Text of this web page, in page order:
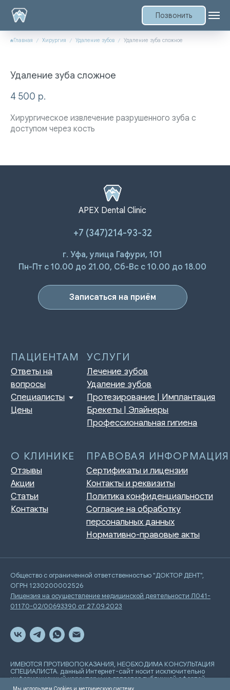
Позвонить
Главная Хирургия Удаление зубов Удаление зуба сложное
Удаление зуба сложное
4 500 р.
Хирургическое извлечение разрушенного зуба с
доступом через кость
APEX Dental Clinic
+7 (347)214-93-32
г. Уфа, улица Гафури, 101
Пн-Пт с 10.00 до 21.00, Сб-Вс с 10.00 до 18.00
Записаться на приём
Ответы на
Специалисты
УСЛУГИ
Лечение зубов
Протезирование | Имплантация
Брекеты | Элайнеры
Профессиональная гигиена
Статьи
Контакты
Политика конфиденциальности
персональных данных
Нормативно-правовые акты
Общество с ограниченной ответственностью "ДОКТОР ДЕНТ",
ОГРН 1230200002526
Лицензия на осуществление медицинской деятельности Л041-
01170-02/00693390 от 27.09.2023
ИМЕЮТСЯ ПРОТИВОПОКАЗАНИЯ, НЕОБХОДИМА КОНСУЛЬТАЦИЯ
СПЕЦИАЛИСТА. данный Интернет-сайт носит исключительно
информационный характер и не является публичной офертой,
определяемой положениями Статьи 437 Гражданского